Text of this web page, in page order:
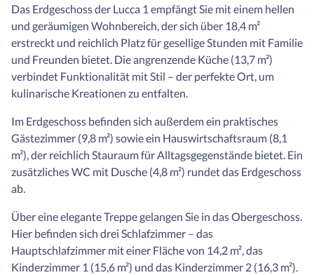
Das Erdgeschoss der Lucca 1 empfängt Sie mit einem hellen
und geräumigen Wohnbereich, der sich über 18,4 m²
erstreckt und reichlich Platz für gesellige Stunden mit Familie
und Freunden bietet. Die angrenzende Küche (13,7 m²)
verbindet Funktionalität mit Stil – der perfekte Ort, um
kulinarische Kreationen zu entfalten.
Im Erdgeschoss befinden sich außerdem ein praktisches
Gästezimmer (9,8 m²) sowie ein Hauswirtschaftsraum (8,1
m²), der reichlich Stauraum für Alltagsgegenstände bietet. Ein
zusätzliches WC mit Dusche (4,8 m²) rundet das Erdgeschoss
ab.
Über eine elegante Treppe gelangen Sie in das Obergeschoss.
Hier befinden sich drei Schlafzimmer – das
Hauptschlafzimmer mit einer Fläche von 14,2 m², das
Kinderzimmer 1 (15,6 m²) und das Kinderzimmer 2 (16,3 m²).